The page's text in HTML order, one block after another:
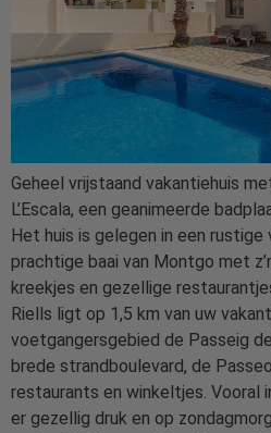
Geheel vrijstaand vakantiehuis
L’Escala, een geanimeerde
Het huis is gelegen in een rustige
prachtige baai van Montgo met
kreekjes en gezellige
Riells ligt op 1,5 km van uw
voetgangersgebied de Passeig
brede strandboulevard, de
restaurants en winkeltjes. Vooral
er gezellig druk en op